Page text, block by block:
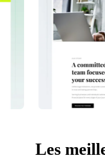
Les